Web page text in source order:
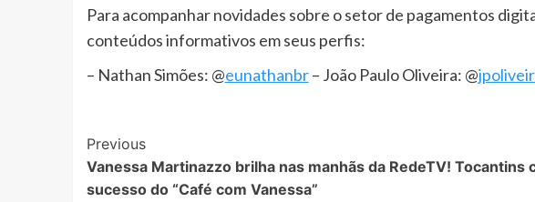
Para acompanhar novidades sobre o setor de pagamentos
conteúdos informativos em seus perfis:
– Nathan Simões: @eunathanbr– João Paulo Oliveira: @
Post
Navigation
Previous
Vanessa Martinazzo brilha nas manhãs da RedeTV! Tocantins
sucesso do “Café com Vanessa”